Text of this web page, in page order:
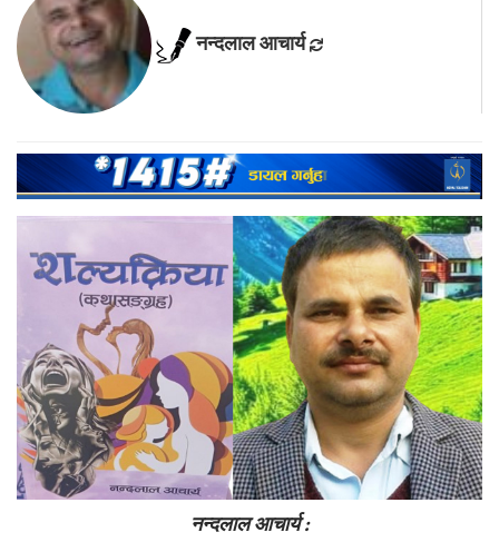
नन्दलाल आचार्य
नन्दलाल आचार्य :